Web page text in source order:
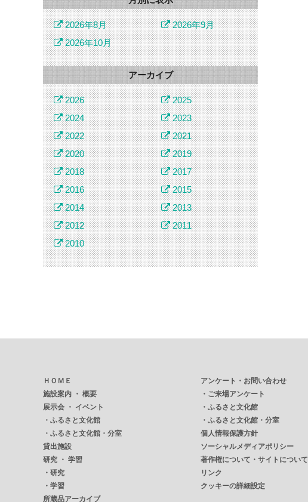
2026年8月
2026年9月
2026年10月
アーカイブ
2026
2025
2024
2023
2022
2021
2020
2019
2018
2017
2016
2015
2014
2013
2012
2011
2010
ＨＯＭＥ
施設案内 ・ 概要
展示会 ・ イベント
・ ふるさと文化館
・ ふるさと文化館・分室
貸出施設
研究 ・ 学習
・ 研究
・ 学習
所蔵品アーカイブ
アンケート・お問い合わせ
・ ご来場アンケート
・ ふるさと文化館
・ ふるさと文化館・分室
個人情報保護方針
ソーシャルメディアポリシー
著作権について・サイトについて
リンク
クッキーの詳細設定